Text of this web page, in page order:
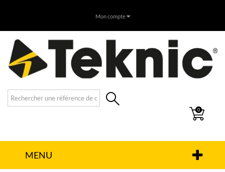
Mon compte
0
MENU